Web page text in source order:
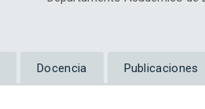
Docencia Publicaciones